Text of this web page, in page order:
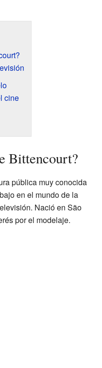
cine
Bittencourt?
pública muy conocida
en el mundo de la
Nació en São
por el modelaje.